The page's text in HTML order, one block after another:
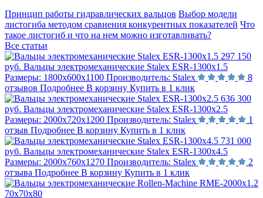
Принцип работы гидравлических вальцов Выбор модели
листогиба методом сравнения конкурентных показателей Что
такое листогиб и что на нем можно изготавливать?
Все статьи
297 150
руб. Вальцы электромеханические Stalex ESR-1300х1.5
Размеры: 1800х600х1100 Производитель: Stalex
8
отзывов Подробнее В корзину Купить в 1 клик
636 300
руб. Вальцы электромеханические Stalex ESR-1300х2.5
Размеры: 2000х720х1200 Производитель: Stalex
1
отзыв Подробнее В корзину Купить в 1 клик
731 000
руб. Вальцы электромеханические Stalex ESR-1300х4.5
Размеры: 2000х760х1270 Производитель: Stalex
2
отзыва Подробнее В корзину Купить в 1 клик